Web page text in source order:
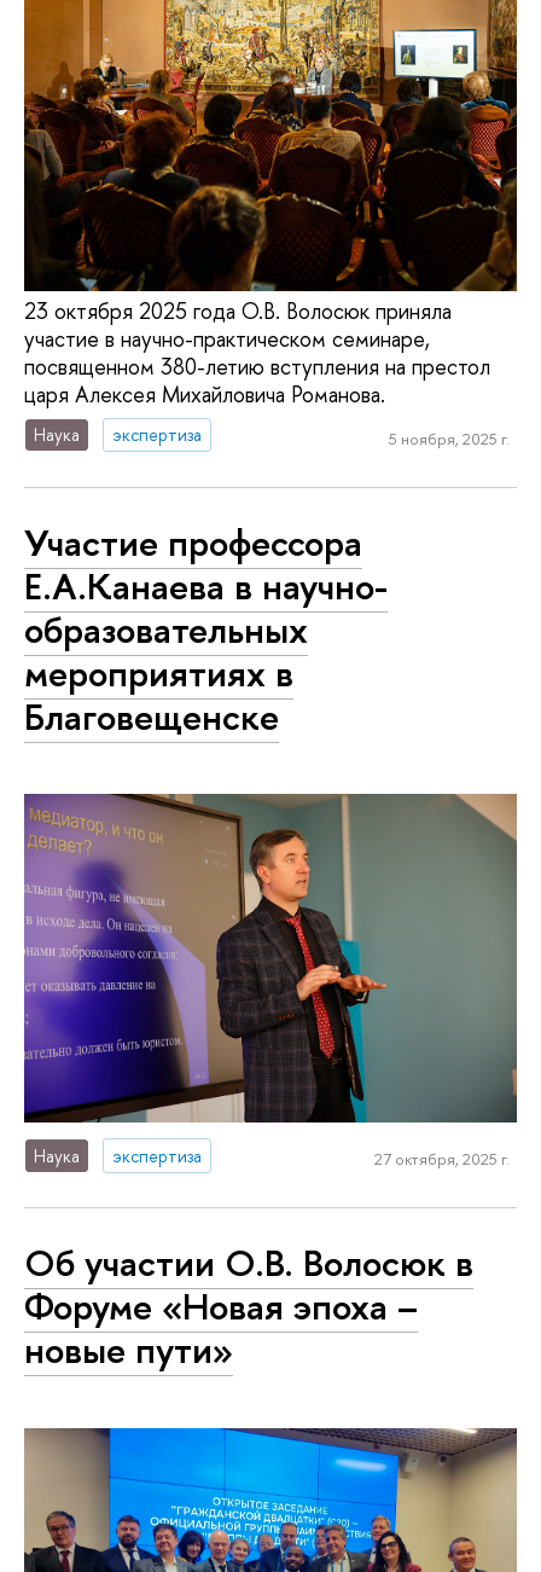
23 октября 2025 года О.В. Волосюк приняла
участие в научно-практическом семинаре,
посвященном 380-летию вступления на престол
царя Алексея Михайловича Романова.
Наука экспертиза 5 ноября, 2025 г.
Участие профессора
Е.А.Канаева в научно-
образовательных
мероприятиях в
Благовещенске
Наука экспертиза 27 октября, 2025 г.
Об участии О.В. Волосюк в
Форуме «Новая эпоха –
новые пути»